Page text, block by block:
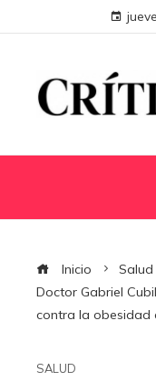
Inicio
Salud
Doctor Gabriel
contra la obesidad
SALUD